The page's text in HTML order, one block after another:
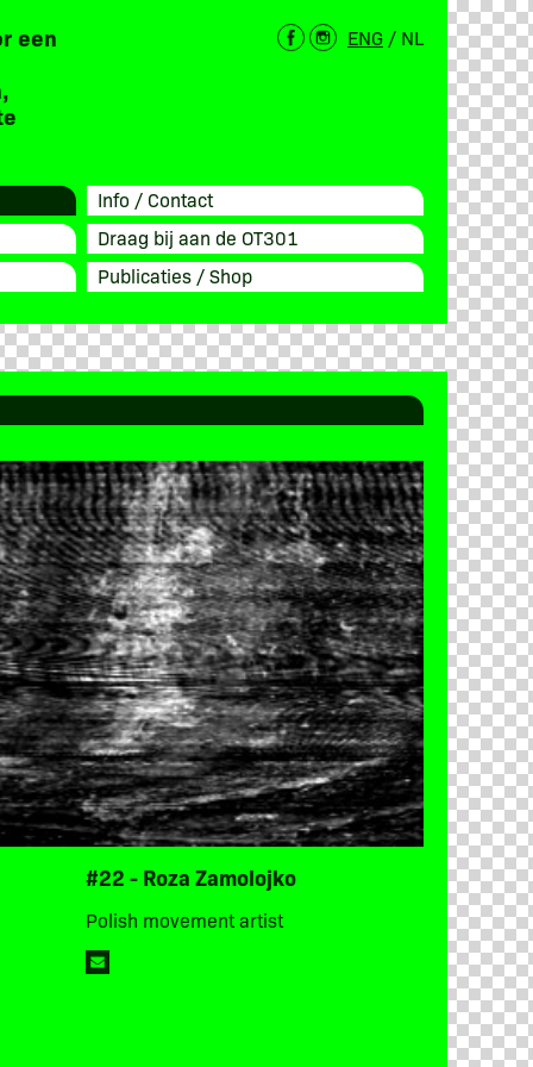
een
ENG / NL
Info / Contact
Draag bij aan de OT301
Publicaties / Shop
#22 - Roza Zamolojko
Polish movement artist